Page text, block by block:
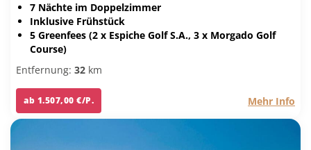
7 Nächte im Doppelzimmer
Inklusive Frühstück
5 Greenfees (2 x Espiche Golf S.A., 3 x Morgado Golf
Course)
Entfernung: 32 km
ab 1.507,00 €/P. Mehr Info